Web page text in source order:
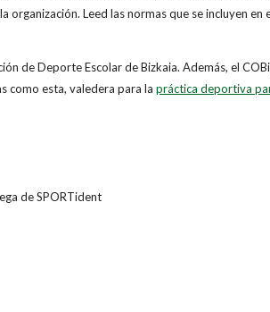
organización. Leed las normas que se incluyen
de Deporte Escolar de Bizkaia. Además, el
como esta, valedera para la práctica deportiva
de SPORTident